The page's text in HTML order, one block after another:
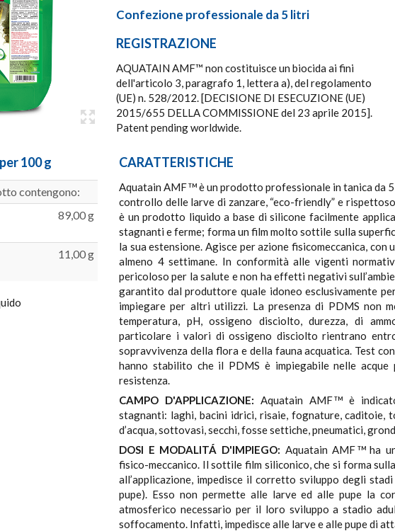
Confezione professionale da 5 litri
REGISTRAZIONE
AQUATAIN AMF™ non costituisce un biocida ai fini
dell'articolo 3, paragrafo 1, lettera a), del regolamento
(UE) n. 528/2012. [DECISIONE DI ESECUZIONE (UE)
2015/655 DELLA COMMISSIONE del 23 aprile 2015].
Patent pending worldwide.
100 g
contengono:
89,00 g
11,00 g
CARATTERISTICHE
Aquatain AMF TM è un prodotto professionale in tanica da
controllo delle larve di zanzare, “eco-friendly” e
è un prodotto liquido a base di silicone facilmente
stagnanti e ferme; forma un film molto sottile sulla
la sua estensione. Agisce per azione fisicomeccanica, con
almeno 4 settimane. In conformità alle vigenti
pericoloso per la salute e non ha effetti negativi
garantito dal produttore quale idoneo esclusivamente
impiegare per altri utilizzi. La presenza di PDMS non
temperatura, pH, ossigeno disciolto, durezza, di
particolare i valori di ossigeno disciolto rientrano
sopravvivenza della flora e della fauna acquatica. Test
hanno stabilito che il PDMS è impiegabile nelle
resistenza.
CAMPO D'APPLICAZIONE: Aquatain AMF TMè
stagnanti: laghi, bacini idrici, risaie, fognature, caditoie,
d’acqua, sottovasi, secchi, fosse settiche, pneumatici,
DOSI E MODALITÁ D'IMPIEGO: Aquatain AMF TMha
fisico-meccanico. Il sottile film siliconico, che si forma
all’applicazione, impedisce il corretto sviluppo degli
pupe). Esso non permette alle larve ed alle pupe la
atmosferico necessario per il loro sviluppo a stadio
soffocamento. Infatti, impedisce alle larve e alle pupe di